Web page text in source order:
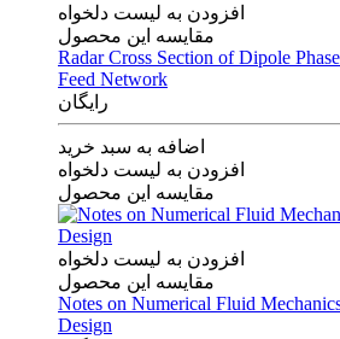
افزودن به لیست دلخواه
مقایسه این محصول
Radar Cross Section of Dipole
Feed Network
رایگان
اضافه به سبد خرید
افزودن به لیست دلخواه
مقایسه این محصول
افزودن به لیست دلخواه
مقایسه این محصول
Notes on Numerical Fluid
Design